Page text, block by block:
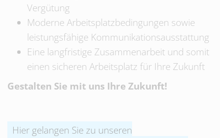
Vergütung
Moderne Arbeitsplatzbedingungen sowie
leistungsfähige Kommunikationsausstattung
Eine langfristige Zusammenarbeit und somit
einen sicheren Arbeitsplatz für Ihre Zukunft
Gestalten Sie mit uns Ihre Zukunft!
Hier gelangen Sie zu unseren